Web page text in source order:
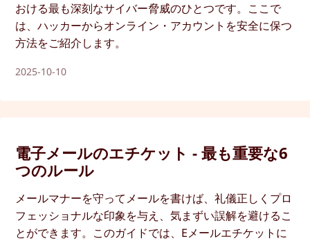
おける最も深刻なサイバー脅威のひとつです。ここで
は、ハッカーからオンライン・アカウントを安全に保つ
方法をご紹介します。
2025-10-10
電子メールのエチケット - 最も重要な6
つのルール
メールマナーを守ってメールを書けば、礼儀正しくプロ
フェッショナルな印象を与え、気まずい誤解を避けるこ
とができます。このガイドでは、Eメールエチケットに